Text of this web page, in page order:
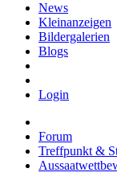
News
Kleinanzeigen
Bildergalerien
Blogs
Login
Forum
Treffpunkt &